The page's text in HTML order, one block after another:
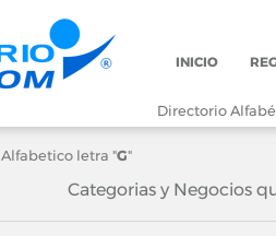
INICIO
Directorio
Alfabetico letra "G"
Categorias y Negocios